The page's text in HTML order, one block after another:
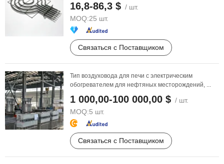
16,8-86,3 $ / шт.
MOQ:25 шт.
Связаться с Поставщиком
Тип воздуховода для печи с электрическим
обогревателем для нефтяных месторождений, ...
1 000,00-100 000,00 $ / шт.
MOQ:5 шт.
Связаться с Поставщиком